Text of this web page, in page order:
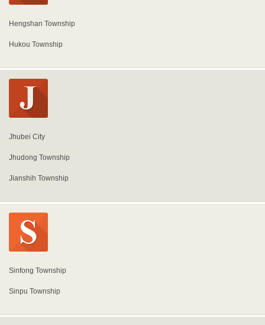
Hengshan Township
Hukou Township
Jhubei City
Jhudong Township
Jianshih Township
Sinfong Township
Sinpu Township